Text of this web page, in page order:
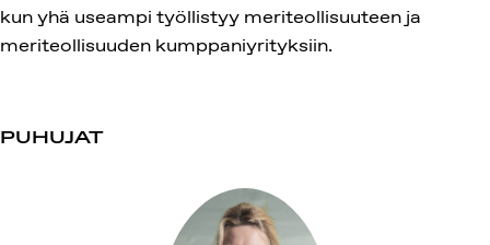
kun yhä useampi työllistyy meriteollisuuteen ja
meriteollisuuden kumppaniyrityksiin.
PUHUJAT